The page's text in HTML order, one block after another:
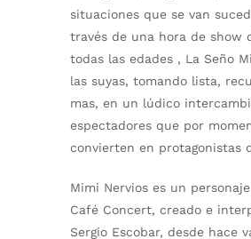
situaciones que se van
través de una hora de show
todas las edades , La Seño
las suyas, tomando lista,
mas, en un lúdico
espectadores que por
convierten en protagonistas
Mimi Nervios es un
Café Concert, creado e
Sergio Escobar, desde hace